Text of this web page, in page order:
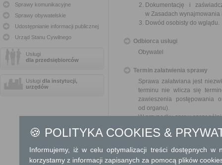
Sprawy komunikacyjne
Sprawy obywatelskie
Udostępnianie informacji publicznej
Urząd Stanu Cywilnego
Usługi
dla przedsiębiorców
Usługi dla instytucji,
urzędów
Dokumentację i
w Zasadach wynajmowania
Dowód osobisty do wglądu.
Odbiorca usługi
Obywatel
Termin załatwienia sprawy
Sprawa załatwiana jest
terminu nie wlicza się
zawieszenia postępowania
od organu).
W przypadku spraw
Informacja
Dodatkowe
🍪 POLITYKA COOKIES &
Informujemy, iż w celu optymalizacji treści dostępnych w
korzystamy z informacji zapisanych za pomocą plików